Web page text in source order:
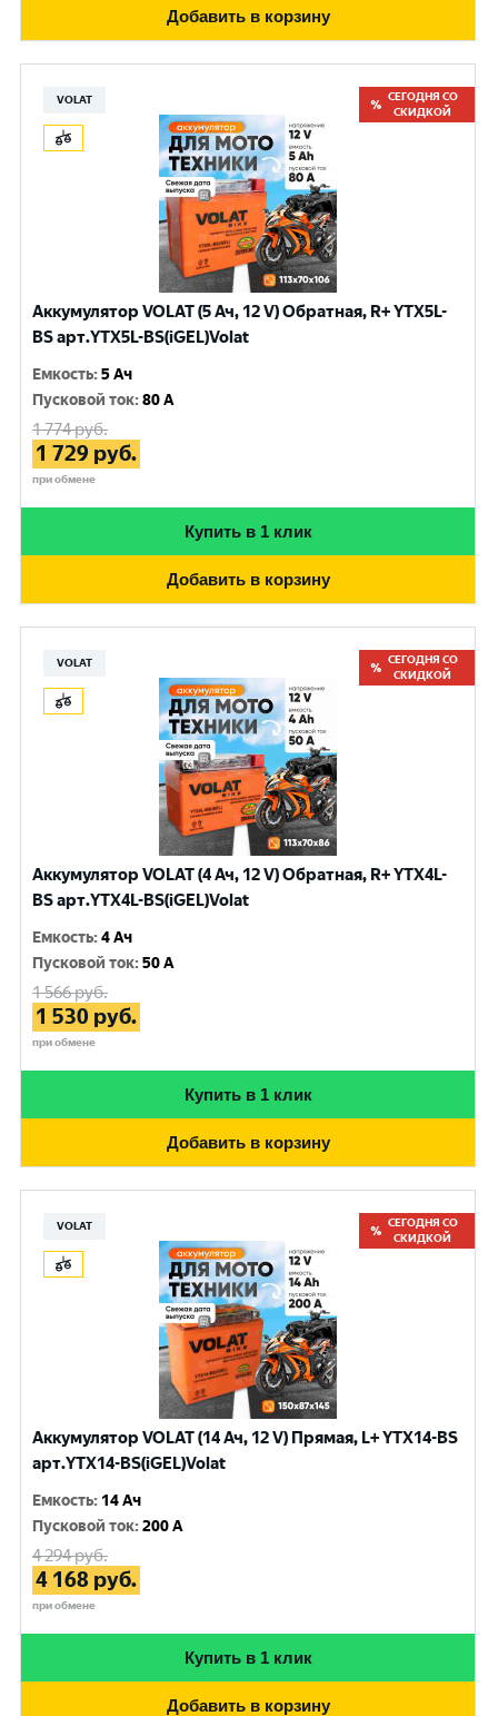
Добавить в корзину
VOLAT
СЕГОДНЯ СО
СКИДКОЙ
Аккумулятор VOLAT (5 Ач, 12 V) Обратная, R+ YTX5L-
BS арт.YTX5L-BS(iGEL)Volat
Емкость:5 Ач
Пусковой ток:80 A
1 774руб.
1 729 руб.
при обмене
Купить в 1 клик
Добавить в корзину
VOLAT
СЕГОДНЯ СО
СКИДКОЙ
Аккумулятор VOLAT (4 Ач, 12 V) Обратная, R+ YTX4L-
BS арт.YTX4L-BS(iGEL)Volat
Емкость:4 Ач
Пусковой ток:50 A
1 566руб.
1 530 руб.
при обмене
Купить в 1 клик
Добавить в корзину
VOLAT
СЕГОДНЯ СО
СКИДКОЙ
Аккумулятор VOLAT (14 Ач, 12 V) Прямая, L+ YTX14-BS
арт.YTX14-BS(iGEL)Volat
Емкость: 14 Ач
Пусковой ток:200 A
4 294руб.
4 168 руб.
при обмене
Купить в 1 клик
Добавить в корзину